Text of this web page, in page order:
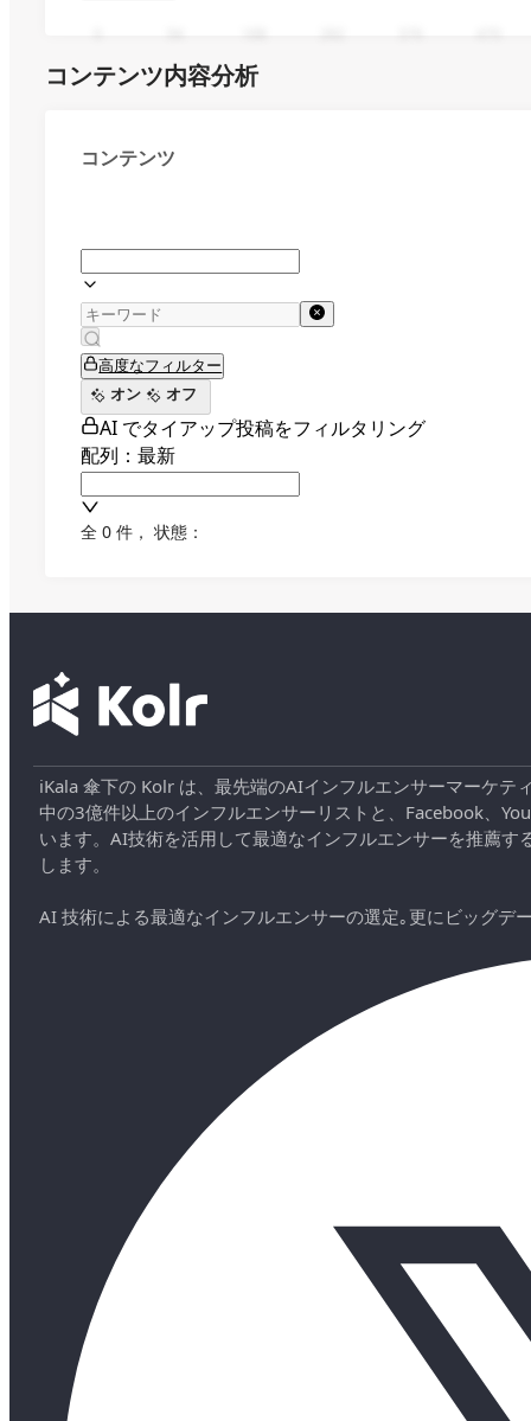
コンテンツ内容分析
コンテンツ
高度なフィルター
オン
オフ
AI でタイアップ投稿をフィルタリング
配列：最新
全 0 件 ， 状態：
iKala 傘下の Kolr は、最先端のAIインフルエンサーマーケ
中の3億件以上のインフルエンサーリストと、Facebook、
います。AI技術を活用して最適なインフルエンサーを推薦
します。
AI 技術による最適なインフルエンサーの選定｡更にビッグデ